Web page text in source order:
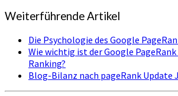
Weiterführende Artikel
Die Psychologie des Google
Wie wichtig ist der Google
Ranking?
Blog-Bilanz nach pageRank Update